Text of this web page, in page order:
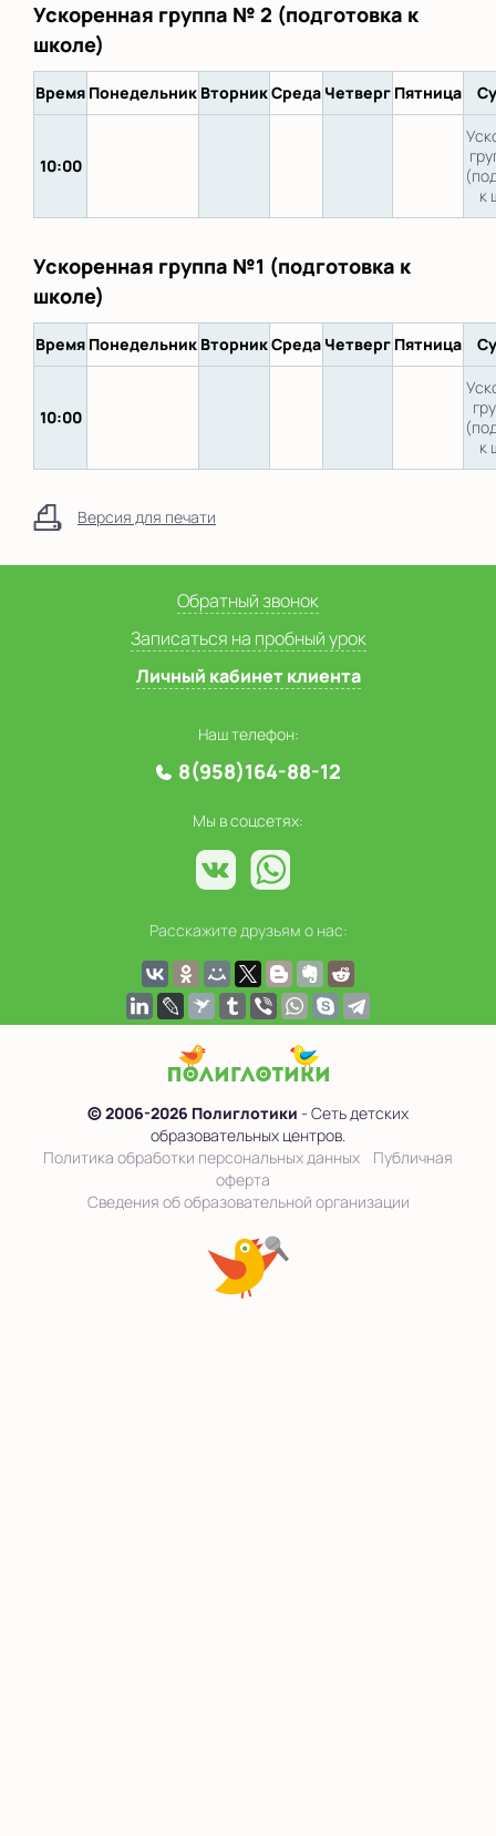
Ускоренная группа № 2 (подготовка к
школе)
Время Понедельник ВторникСреда Четверг Пятница
10:00
к
Ускоренная группа №1 (подготовка к
школе)
Время Понедельник ВторникСреда Четверг Пятница
10:00
к
Версия для печати
Обратный звонок
Записаться на пробный урок
Личный кабинет клиента
Наш телефон:
8(958)164-88-12
Мы в соцсетях:
Расскажите друзьям о нас:
© 2006-2026 Полиглотики - Сеть детских
образовательных центров.
Политика обработки персональных данных
Публичная
оферта
Сведения об образовательной организации